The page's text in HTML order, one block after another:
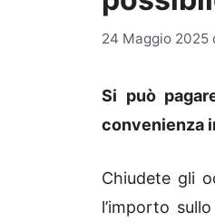
24 Maggio 2025
Si può
convenienza
Chiudete gli
l’importo